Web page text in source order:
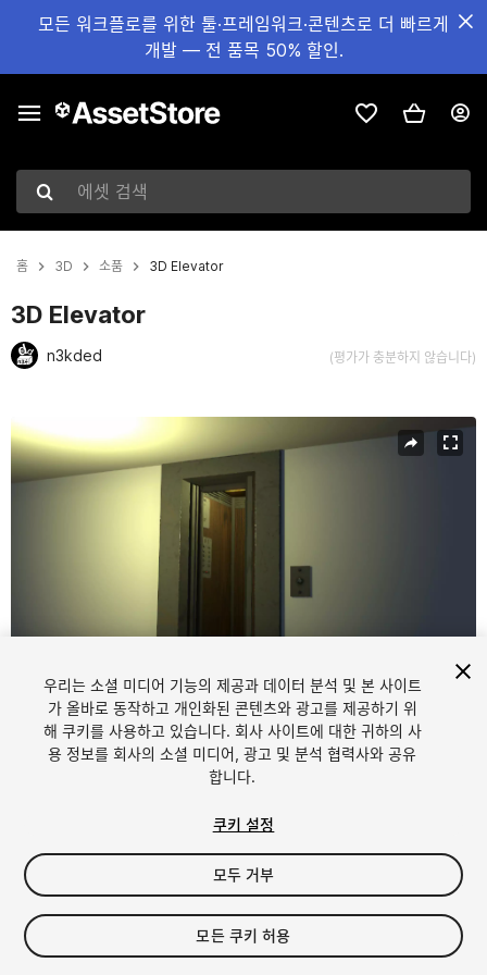
모든 워크플로를 위한 툴·프레임워크·콘텐츠로 더 빠르게
개발 — 전 품목 50% 할인.
에셋 검색
홈 3D 소품 3D Elevator
3D Elevator
n3kded (평가가 충분하지 않습니다)
현재 슬라이드: 1 / 12
1/12
$9.99
세금/부가세는 결제 시 반영됩니다.
우리는 소셜 미디어 기능의 제공과 데이터 분석 및 본 사이트
가 올바로 동작하고 개인화된 콘텐츠와 광고를 제공하기 위
해 쿠키를 사용하고 있습니다. 회사 사이트에 대한 귀하의 사
용 정보를 회사의 소셜 미디어, 광고 및 분석 협력사와 공유
합니다.
쿠키 설정
모두 거부
모든 쿠키 허용